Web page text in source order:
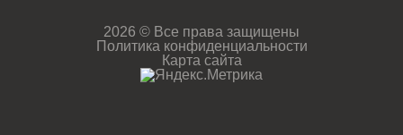
2026 © Все права защищены
Политика конфиденциальности
Карта сайта